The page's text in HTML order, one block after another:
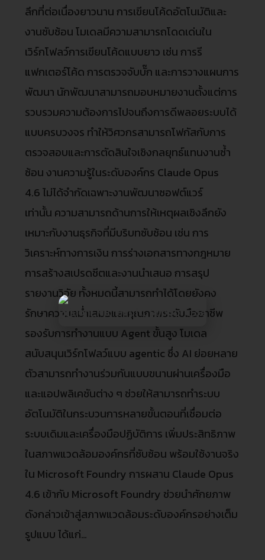
ลึกที่ต่อเนื่องยาวนาน การเขียนโค้ดอัตโนมัติและ
งานซับซ้อน โมเดลมีความสามารถโดดเด่นใน
เวิร์กโฟลว์การเขียนโค้ดแบบยาว เช่น การรี
แฟกเตอร์โค้ด การตรวจจับบั๊ก และการวางแผนการ
พัฒนา นักพัฒนาสามารถมอบหมายงานตั้งแต่การ
รวบรวมความต้องการไปจนถึงการดีพลอยระบบได้
แบบครบวงจร ทำให้วิศวกรสามารถโฟกัสกับการ
ตรวจสอบและการตัดสินใจเชิงกลยุทธ์แทนงานซ้ำ
ซ้อน งานความรู้ในระดับองค์กร Claude Opus
4.6 ไม่ได้จำกัดเฉพาะงานพัฒนาซอฟต์แวร์
เท่านั้น ความสามารถด้านการให้เหตุผลเชิงลึกยัง
เหมาะกับงานธุรกิจที่มีบริบทซับซ้อน เช่น การ
วิเคราะห์ทางการเงิน การร่างเอกสารทางกฎหมาย
การสร้างสเปรดชีตและงานนำเสนอ การสรุป
รายงานวิจัย ทั้งหมดนี้สามารถทำได้โดยยังคง
รักษาความสม่ำเสมอและคุณภาพระดับมืออาชีพ
รองรับการทำงานแบบ Agent ขั้นสูง โมเดล
สนับสนุนเวิร์กโฟลว์แบบ agentic ซึ่ง AI ย่อยหลาย
ตัวสามารถทำงานร่วมกันแบบขนานผ่านเครื่องมือ
และแอปพลิเคชันต่าง ๆ ช่วยให้สามารถทำระบบ
อัตโนมัติในกระบวนการหลายขั้นตอนที่เชื่อมต่อ
ระบบเดิมและเครื่องมือปฏิบัติการ เพิ่มประสิทธิภาพ
ในสภาพแวดล้อมองค์กรที่ซับซ้อน พร้อมใช้งานจริง
ใน Microsoft Foundry การผสาน Claude Opus
4.6 เข้ากับ Microsoft Foundry ช่วยนำศักยภาพ
ดังกล่าวเข้าสู่สภาพแวดล้อมระดับองค์กรอย่างเต็ม
รูปแบบ ได้แก่…